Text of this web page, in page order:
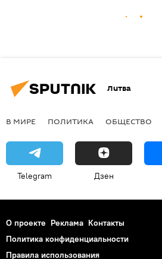
Литва
В МИРЕ ПОЛИТИКА ОБЩЕСТВО
Telegram Дзен
О проекте Реклама Контакты
Политика конфиденциальности
Правила использования